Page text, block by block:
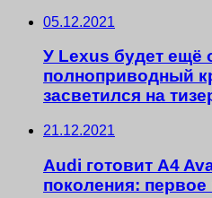
05.12.2021
У Lexus будет ещё
полноприводный
засветился на
21.12.2021
Audi готовит A4
поколения: